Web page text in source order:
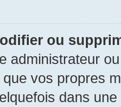
ou
administrateur
vos propres
dans